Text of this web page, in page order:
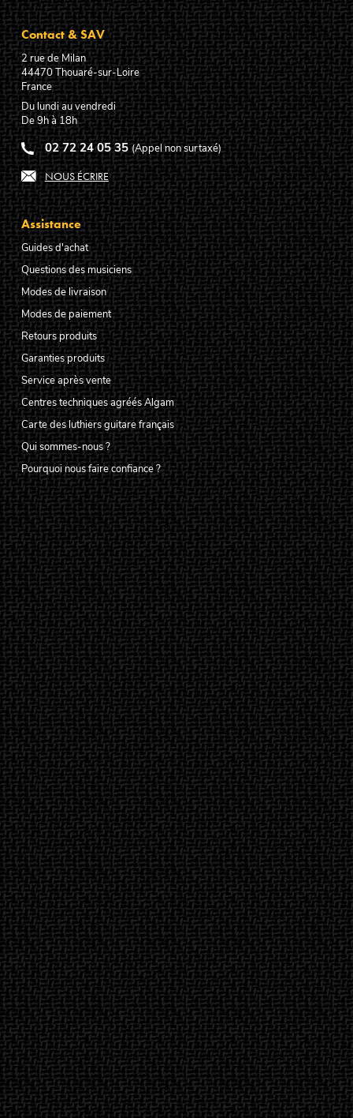
Contact & SAV
2 rue de Milan
44470Thouaré-sur-Loire
France
Du lundi au vendredi
De 9h à 18h
02 72 24 05 35 (Appel non surtaxé)
NOUS ÉCRIRE
Assistance
Guides d'achat
Questions des musiciens
Modes de livraison
Modes de paiement
Retours produits
Garanties produits
Service après vente
Centres techniques agréés Algam
Carte des luthiers guitare français
Qui sommes-nous ?
Pourquoi nous faire confiance ?